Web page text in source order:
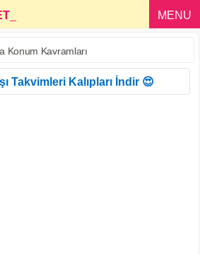
MENU
Konum Kavramları
Takvimleri Kalıpları İndir 😍